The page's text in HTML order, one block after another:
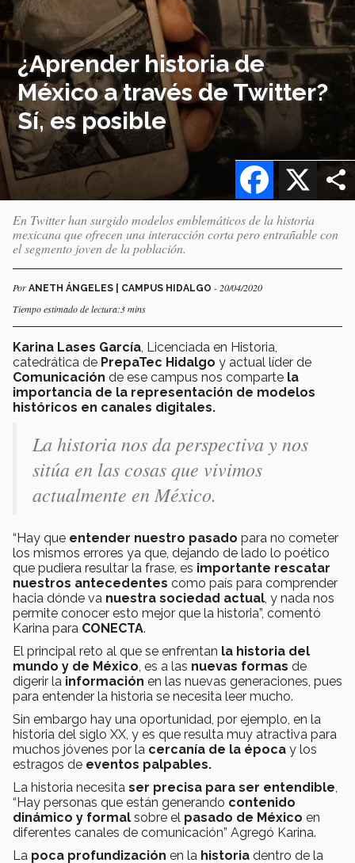
¿Aprender historia de
México a través de Twitter?
Sí, es posible
X
Facebook
En Twitter han surgido modelos emblemáticos de la historia
mexicana que ofrecen una interacción corta pero entrañable con
el segmento joven de la población.
Por ANETH ÁNGELES | CAMPUS HIDALGO - 20/04/2020
Tiempo estimado de lectura:3 mins
Karina Lases García , Licenciada en Historia,
catedrática de PrepaTec Hidalgo y actual líder de
Comunicación de ese campus nos comparte la
importancia de la representación de modelos
históricos en canales digitales.
La historia nos da perspectiva y nos
sitúa en las cosas que vivimos
actualmente en México.
“Hay que entender nuestro pasado para no cometer
los mismos errores ya que, dejando de lado lo poético
que pudiera resultar la frase, es importante rescatar
nuestros antecedentes como país para comprender
hacia dónde va nuestra sociedad actual , y nada nos
permite conocer esto mejor que la historia”, comentó
Karina para CONECTA.
El principal reto al que se enfrentan la historia del
mundo y de México , es a las nuevas formas de
digerir la información en las nuevas generaciones, pues
para entender la historia se necesita leer mucho.
Sin embargo hay una oportunidad, por ejemplo, en la
historia del siglo XX, y es que resulta muy atractiva para
muchos jóvenes por la cercanía de la época y los
estragos de eventos palpables.
La historia necesita ser precisa para ser entendible
“Hay personas que están generando contenido
dinámico y formal sobre el pasado de México en
diferentes canales de comunicación” Agregó Karina.
La poca profundización en la historia dentro de la